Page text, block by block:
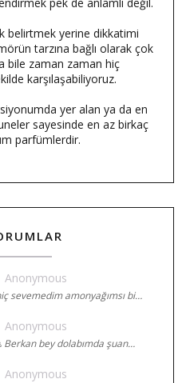
belirtmek yerine dikkatimi
tarzına bağlı olarak çok
bile zaman zaman hiç
karşılaşabiliyoruz.
yer alan ya da en
sayesinde en az birkaç
parfümlerdir.
Anonymous
sevemedim amonyağımsı bi…
Anonymous
Berkan bey dolabımda şuan…
Anonymous